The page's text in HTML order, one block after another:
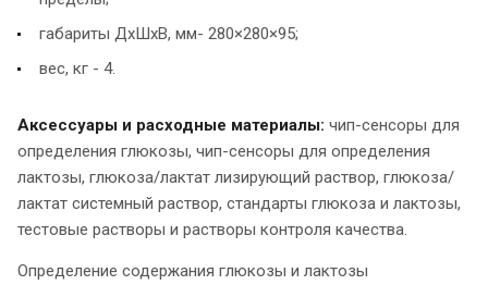
габариты ДxШxВ, мм- 280×280×95;
вес, кг - 4.
Аксессуары и расходные материалы: чип-сенсоры для
определения глюкозы, чип-сенсоры для определения
лактозы, глюкоза/лактат лизирующий раствор, глюкоза/
лактат системный раствор, стандарты глюкоза и лактозы,
тестовые растворы и растворы контроля качества.
Определение содержания глюкозы и лактозы